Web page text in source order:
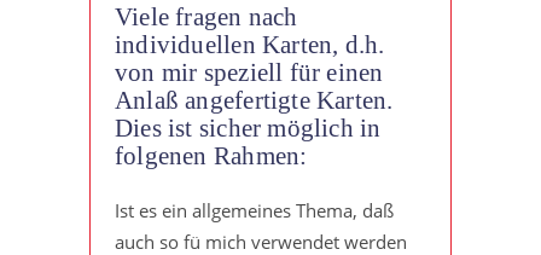
Viele fragen nach
individuellen Karten, d.h.
von mir speziell für einen
Anlaß angefertigte Karten.
Dies ist sicher möglich in
folgenen Rahmen:
Ist es ein allgemeines Thema, daß
auch so fü mich verwendet werden